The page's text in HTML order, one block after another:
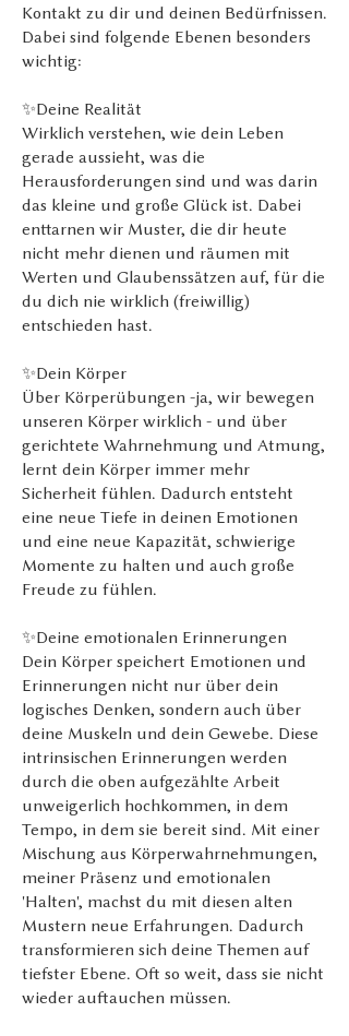
Kontakt zu dir und deinen Bedürfnissen.
Dabei sind folgende Ebenen besonders
wichtig:
✨Deine Realität
Wirklich verstehen, wie dein Leben
gerade aussieht, was die
Herausforderungen sind und was darin
das kleine und große Glück ist. Dabei
enttarnen wir Muster, die dir heute
nicht mehr dienen und räumen mit
Werten und Glaubenssätzen auf, für die
du dich nie wirklich (freiwillig)
entschieden hast.
✨Dein Körper
Über Körperübungen -ja, wir bewegen
unseren Körper wirklich - und über
gerichtete Wahrnehmung und Atmung,
lernt dein Körper immer mehr
Sicherheit fühlen. Dadurch entsteht
eine neue Tiefe in deinen Emotionen
und eine neue Kapazität, schwierige
Momente zu halten und auch große
Freude zu fühlen.
✨Deine emotionalen Erinnerungen
Dein Körper speichert Emotionen und
Erinnerungen nicht nur über dein
logisches Denken, sondern auch über
deine Muskeln und dein Gewebe. Diese
intrinsischen Erinnerungen werden
durch die oben aufgezählte Arbeit
unweigerlich hochkommen, in dem
Tempo, in dem sie bereit sind. Mit einer
Mischung aus Körperwahrnehmungen,
meiner Präsenz und emotionalen
'Halten', machst du mit diesen alten
Mustern neue Erfahrungen. Dadurch
transformieren sich deine Themen auf
tiefster Ebene. Oft so weit, dass sie nicht
wieder auftauchen müssen.